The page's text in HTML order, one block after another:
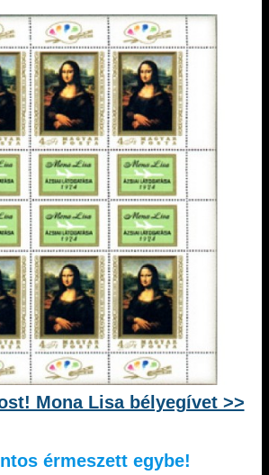
Mona Lisa bélyegívet >>
érmeszett egybe!